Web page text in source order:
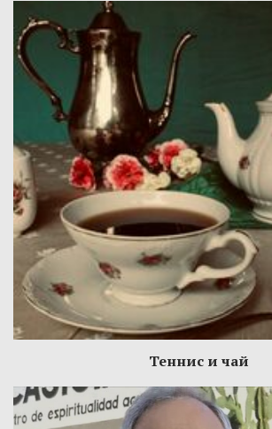
Теннис и чай